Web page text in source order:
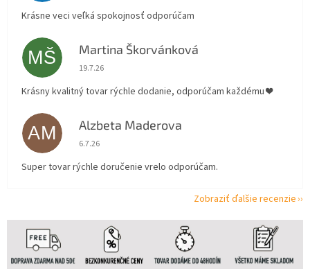
Krásne veci veľká spokojnosť odporúčam
MŠ Martina Škorvánková
Hodnotenie obchodu je 5 z 5 hviezdičiek.
19.7.26
Krásny kvalitný tovar rýchle dodanie, odporúčam každému ❤️
AM Alzbeta Maderova
Hodnotenie obchodu je 5 z 5 hviezdičiek.
6.7.26
Super tovar rýchle doručenie vrelo odporúčam.
Zobraziť ďalšie recenzie